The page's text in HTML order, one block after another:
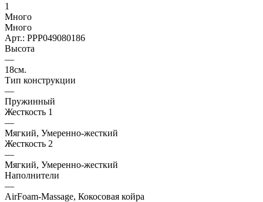
1
Много
Много
Арт.: PPP049080186
Высота
—
18см.
Тип конструкции
—
Пружинный
Жесткость 1
—
Мягкий, Умеренно-жесткий
Жесткость 2
—
Мягкий, Умеренно-жесткий
Наполнители
—
AirFoam-Massage, Кокосовая койра